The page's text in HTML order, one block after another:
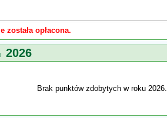
została opłacona.
2026
Brak punktów zdobytych w roku 2026.